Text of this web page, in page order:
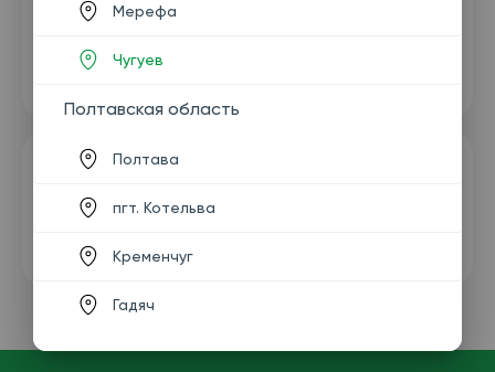
Мерефа
Чугуев
Полтавская область
Полтава
пгт. Котельва
Кременчуг
Гадяч